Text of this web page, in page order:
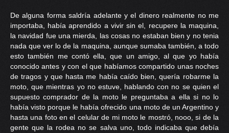
De alguna forma saldría adelante y el dinero realmente no me
importaba, había aprendido a vivir sin el, recupere la maquina,
la navidad fue una mierda, las cosas no estaban bien y no tenia
nada que ver lo de la maquina, aunque sumaba también, a todo
esto también me contó ella, que un amigo, al que yo había
conocido antes y con el que habíamos compartido unas noches
de tragos y que hasta me había caído bien, quería robarme la
moto, que mientras yo no estuve, hablando con no se quien el
supuesto comprador de la moto le preguntaba a ella si no lo
había visto porque le había ofrecido una moto de un Argentino y
hasta una foto en el celular de mi moto le mostró, nooo, si de la
gente que la rodea no se salva uno, todo indicaba que debía